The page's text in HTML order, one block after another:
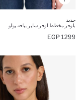
جديد
بلوفر مخطط اوفر سايز بياقة بولو
1299 EGP